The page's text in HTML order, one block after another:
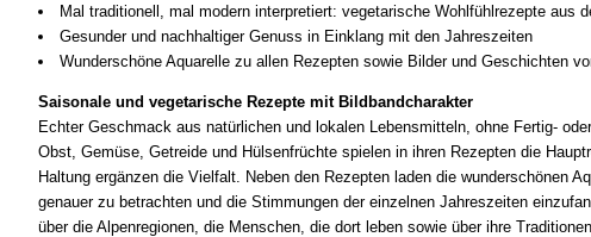
Mal traditionell, mal modern interpretiert: vegetarische Wohlfühlrezepte aus
Gesunder und nachhaltiger Genuss in Einklang mit den Jahreszeiten
Wunderschöne Aquarelle zu allen Rezepten sowie Bilder und Geschichten
Saisonale und vegetarische Rezepte mit Bildbandcharakter
Echter Geschmack aus natürlichen und lokalen Lebensmitteln, ohne Fertig-
Obst, Gemüse, Getreide und Hülsenfrüchte spielen in ihren Rezepten die
Haltung ergänzen die Vielfalt. Neben den Rezepten laden die wunderschönen
genauer zu betrachten und die Stimmungen der einzelnen Jahreszeiten
über die Alpenregionen, die Menschen, die dort leben sowie über ihre